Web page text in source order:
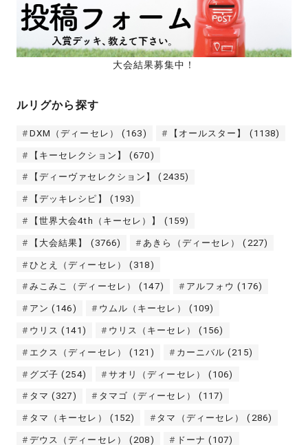
大会結果募集中！
ルリグから探す
DXM（ディーセレ） (163) 【オールスター】 (1138)
【キーセレクション】 (670)
【ディーヴァセレクション】 (2435)
【デッキレシピ】 (193)
【世界大会4th（キーセレ）】 (159)
【大会結果】 (3766) あきら（ディーセレ） (227)
ひとえ（ディーセレ） (318)
みこみこ（ディーセレ） (147) アルフォウ (176)
アン (146) ウムル（キーセレ） (109)
ウリス (141) ウリス（キーセレ） (156)
エクス（ディーセレ） (121) カーニバル (215)
グズ子 (254) サオリ（ディーセレ） (106)
タマ (327) タマゴ（ディーセレ） (117)
タマ（キーセレ） (152) タマ（ディーセレ） (286)
デウス（ディーセレ） (208) ドーナ (107)